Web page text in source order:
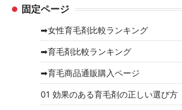
カ 固定ページ
➡女性育毛剤比較ランキング
➡育毛剤比較ランキング
➡育毛商品通販購入ページ
01 効果のある育毛剤の正しい選び方